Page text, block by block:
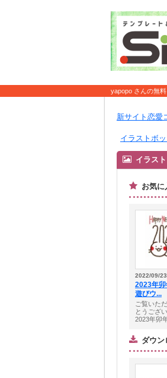
yapopo さんの無
新サイト恋愛
イラストボ
イラスト
お気に
2022/09/
2023年
遊びウ...
ご覧いた
とうござ
2023年卯
ダウン